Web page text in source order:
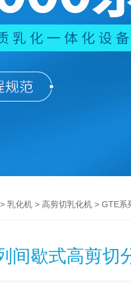
乳化机> 高剪切乳化机> GTE系
间歇式高剪切